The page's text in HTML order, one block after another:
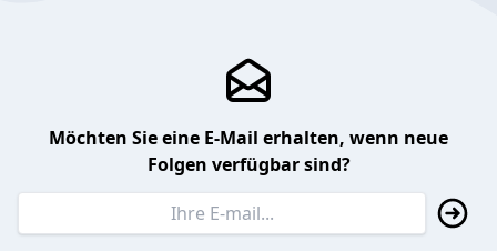
Möchten Sie eine E-Mail erhalten, wenn neue
Folgen verfügbar sind?